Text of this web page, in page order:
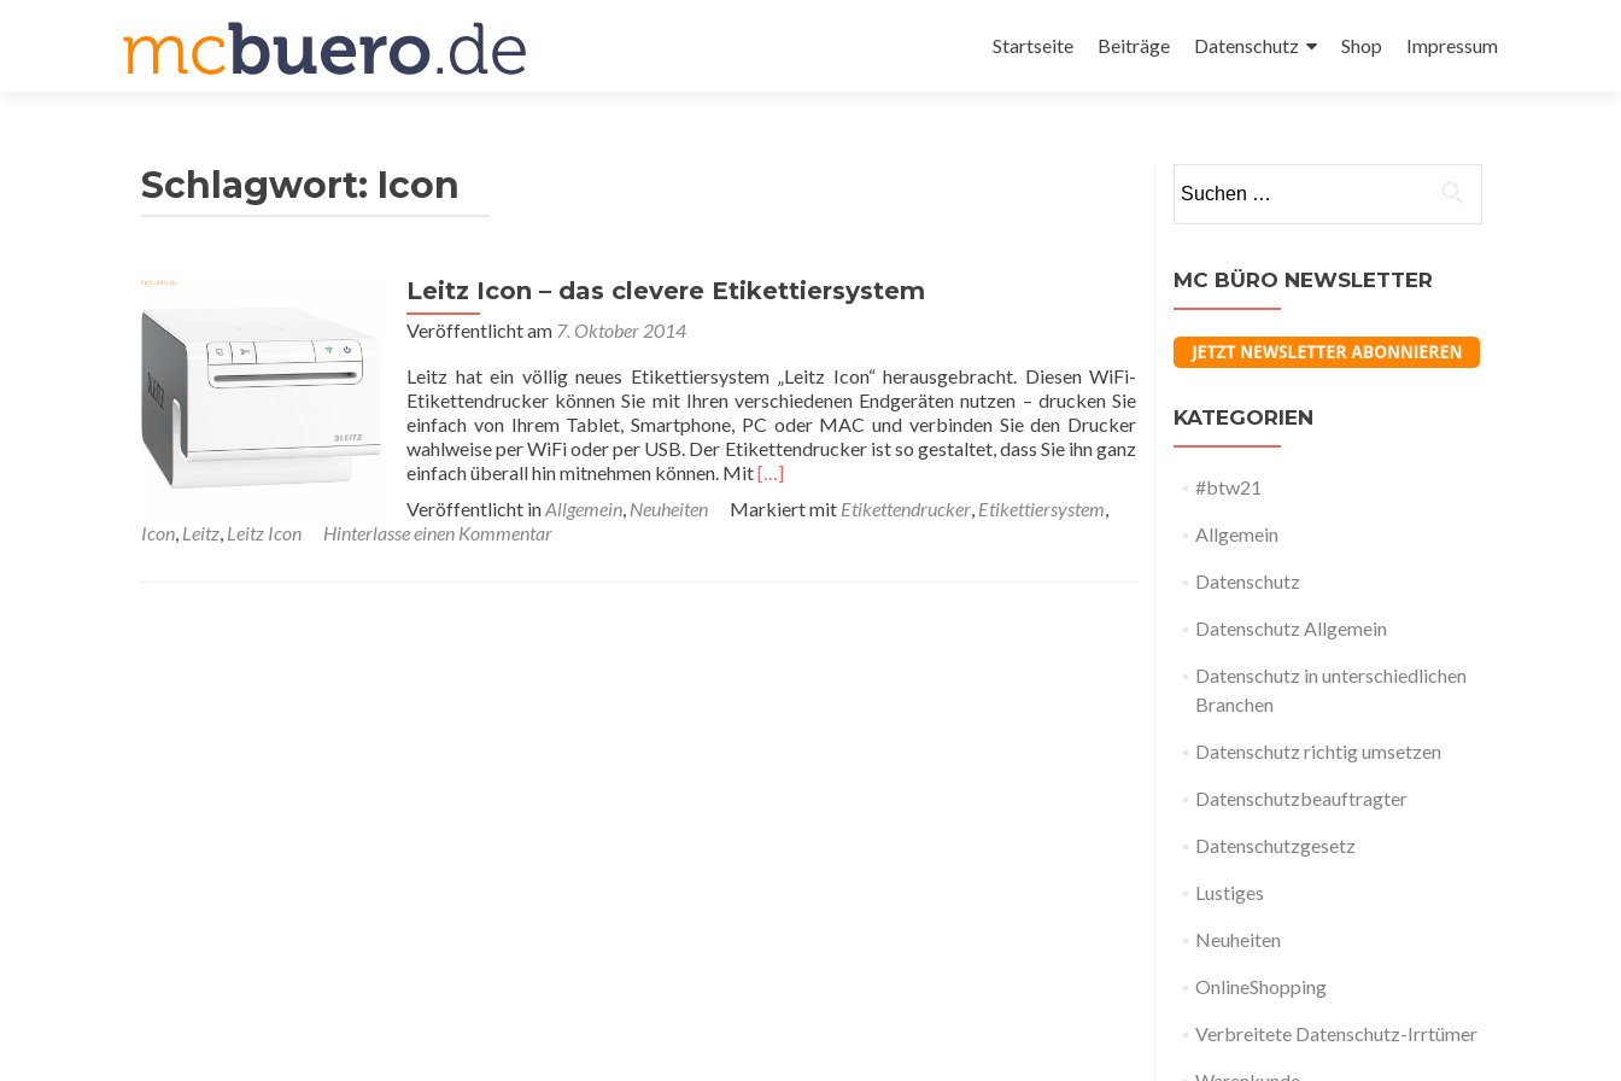
Inhalt
Startseite Beiträge Datenschutz Shop Impressum
Schlagwort: Icon
Leitz Icon – das clevere Etikettiersystem
Veröffentlicht am 7. Oktober 2014
Leitz hat ein völlig neues Etikettiersystem „Leitz Icon“ herausgebracht. Diesen WiFi-
Etikettendrucker können Sie mit Ihren verschiedenen Endgeräten nutzen – drucken Sie
einfach von Ihrem Tablet, Smartphone, PC oder MAC und verbinden Sie den Drucker
wahlweise per WiFi oder per USB. Der Etikettendrucker ist so gestaltet, dass Sie ihn ganz
einfach überall hin mitnehmen können. MitRead
about
[…]
Veröffentlicht inAllgemein, Neuheiten Markiert mit Etikettendrucker, Etikettiersystem,
Icon, Leitz, Leitz Icon Hinterlasse einen Kommentar
nach:
MC BÜRO NEWSLETTER
KATEGORIEN
#btw21
Allgemein
Datenschutz
Datenschutz Allgemein
Datenschutz in unterschiedlichen
Branchen
Datenschutz richtig umsetzen
Datenschutzbeauftragter
Datenschutzgesetz
Lustiges
Neuheiten
OnlineShopping
Verbreitete Datenschutz-Irrtümer